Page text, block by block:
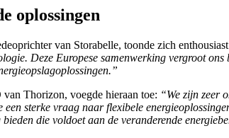
oplossingen
van Storabelle, toonde zich
Deze Europese samenwerking vergroot
Thorizon, voegde hieraan toe: “We zijn zeer
een sterke vraag naar flexibele
die voldoet aan de veranderende